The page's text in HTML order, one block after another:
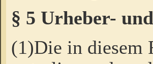
§ 5 Urheber-
(1)Die in diesem